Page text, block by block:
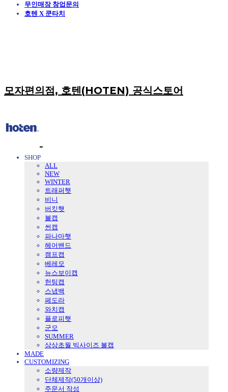
무인매장 창업문의
호텐 X 쿤타치
모자편의점, 호텐(HOTEN) 공식스토어
SHOP
ALL
NEW
WINTER
트래퍼햇
비니
버킷햇
볼캡
썬캡
파나마햇
헤어밴드
캠프캡
베레모
뉴스보이캡
헌팅캡
스냅백
페도라
와치캡
플로피햇
군모
SUMMER
상상초월 빅사이즈 볼캡
MADE
CUSTOMIZING
소량제작
단체제작(50개이상)
주문서 작성